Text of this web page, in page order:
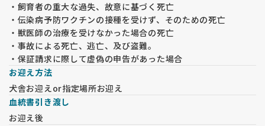
・飼育者の重大な過失、故意に基づく死亡
・伝染病予防ワクチンの接種を受けず、そのための死亡
・獣医師の治療を受けなかった場合の死亡
・事故による死亡、逃亡、及び盗難。
・保証請求に際して虚偽の申告があった場合
お迎え方法
犬舎お迎えor指定場所お迎え
血統書引き渡し
お迎え後